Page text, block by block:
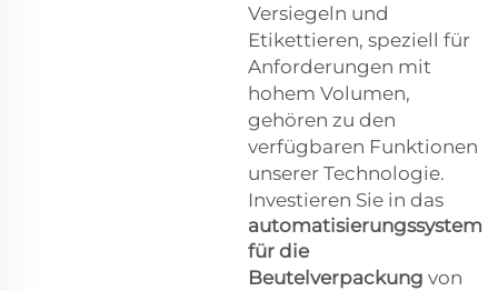
Versiegeln und
Etikettieren, speziell für
Anforderungen mit
hohem Volumen,
gehören zu den
verfügbaren Funktionen
unserer Technologie.
Investieren Sie in das
automatisierungssystem
für die
Beutelverpackung von